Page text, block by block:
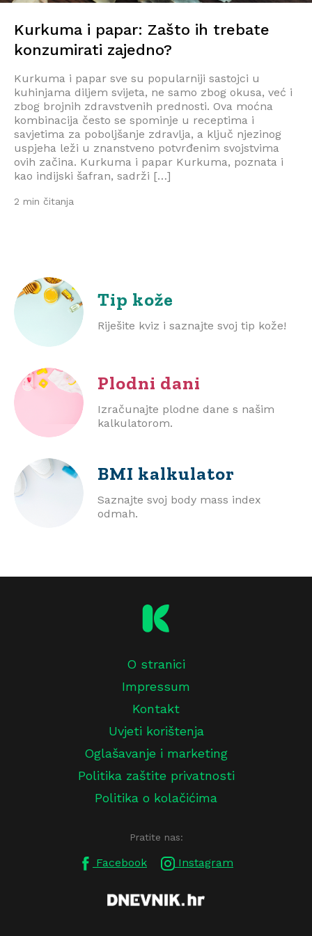
Kurkuma i papar: Zašto ih trebate
konzumirati zajedno?
Kurkuma i papar sve su popularniji sastojci u
kuhinjama diljem svijeta, ne samo zbog okusa, već i
zbog brojnih zdravstvenih prednosti. Ova moćna
kombinacija često se spominje u receptima i
savjetima za poboljšanje zdravlja, a ključ njezinog
uspjeha leži u znanstveno potvrđenim svojstvima
ovih začina. Kurkuma i papar Kurkuma, poznata i
kao indijski šafran, sadrži […]
2 min čitanja
Tip kože
Riješite kviz i saznajte svoj tip kože!
Plodni dani
Izračunajte plodne dane s našim
kalkulatorom.
BMI kalkulator
Saznajte svoj body mass index
odmah.
O stranici
Impressum
Kontakt
Uvjeti korištenja
Oglašavanje i marketing
Politika zaštite privatnosti
Politika o kolačićima
Pratite nas:
Facebook Instagram